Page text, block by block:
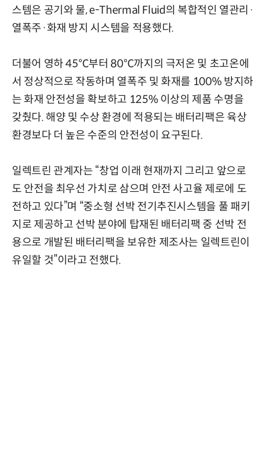
스템은 공기와 물, e-Thermal Fluid의 복합적인 열관리·
열폭주·화재 방지 시스템을 적용했다.
더불어 영하 45℃부터 80℃까지의 극저온 및 초고온에
서 정상적으로 작동하며 열폭주 및 화재를 100% 방지하
는 화재 안전성을 확보하고 125% 이상의 제품 수명을
갖췄다. 해양 및 수상 환경에 적용되는 배터리팩은 육상
환경보다 더 높은 수준의 안전성이 요구된다.
일렉트린 관계자는 “창업 이래 현재까지 그리고 앞으로
도 안전을 최우선 가치로 삼으며 안전 사고율 제로에 도
전하고 있다”며 “중소형 선박 전기추진시스템을 풀 패키
지로 제공하고 선박 분야에 탑재된 배터리팩 중 선박 전
용으로 개발된 배터리팩을 보유한 제조사는 일렉트린이
유일할 것”이라고 전했다.